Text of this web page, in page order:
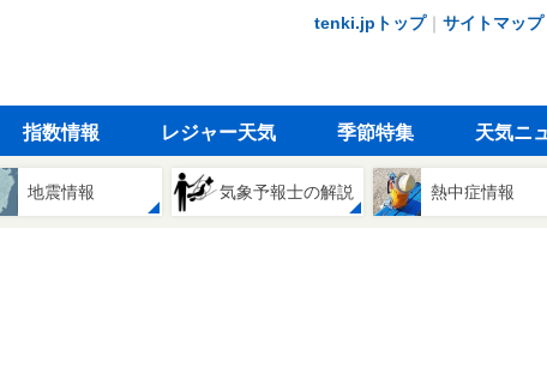
tenki.jpトップ｜ サイトマップ
指数情報 レジャー天気 季節特集 天気ニ
地震情報 気象予報士の解説 熱中症情報